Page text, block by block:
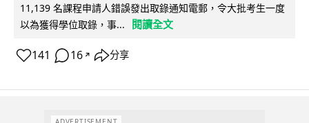
11,139 名課程申請人錯誤發出取錄通知電郵，令大批考生一度
以為獲得學位取錄，事...
閱讀全文
141 16 ↗ 分享